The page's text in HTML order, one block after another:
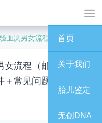
首页
关于我们
胎儿鉴定
无创DNA
港）+（在线预约+费用标准+检测条件＋常见问题）
流程（邮寄&到港）+
常见问题）